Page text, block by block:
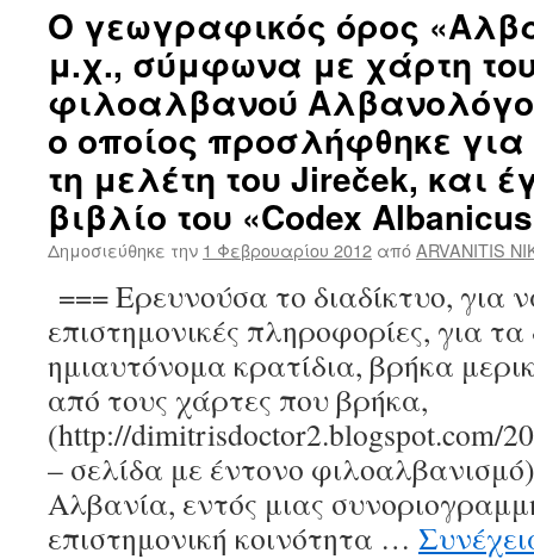
Ο γεωγραφικός όρος
μ.χ., σύμφωνα με χάρτη
φιλοαλβανού
ο οποίος προσλήφθηκε για
τη μελέτη του Jireček, και
βιβλίο του «Codex
Δημοσιεύθηκε την 1 Φεβρουαρίου 2012 απόARVANITIS
=== Ερευνούσα το διαδίκτυο, για
επιστημονικές πληροφορίες, για
ημιαυτόνομα κρατίδια, βρήκα
από τους χάρτες που βρήκα,
(http://dimitrisdoctor2.blogspot.com/
– σελίδα με έντονο
Αλβανία, εντός μιας
επιστημονική κοινότητα …